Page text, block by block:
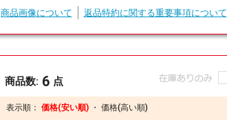
商品画像について 返品特約に関する重要事項について
商品数: 6 点
表示順： 価格(安い順) ・ 価格(高い順)